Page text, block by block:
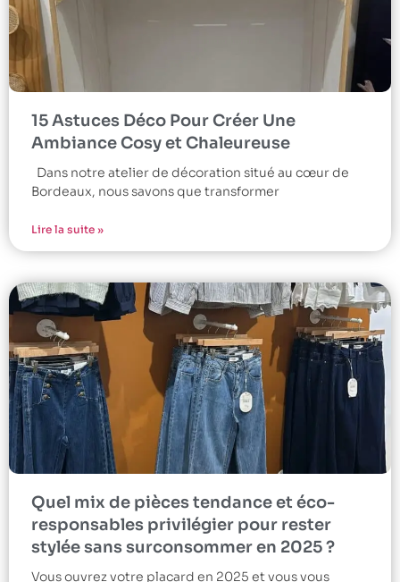
15 Astuces Déco Pour Créer Une
Ambiance Cosy et Chaleureuse
Dans notre atelier de décoration situé au cœur de
Bordeaux, nous savons que transformer
Lire la suite »
Quel mix de pièces tendance et éco-
responsables privilégier pour rester
stylée sans surconsommer en 2025 ?
Vous ouvrez votre placard en 2025 et vous vous